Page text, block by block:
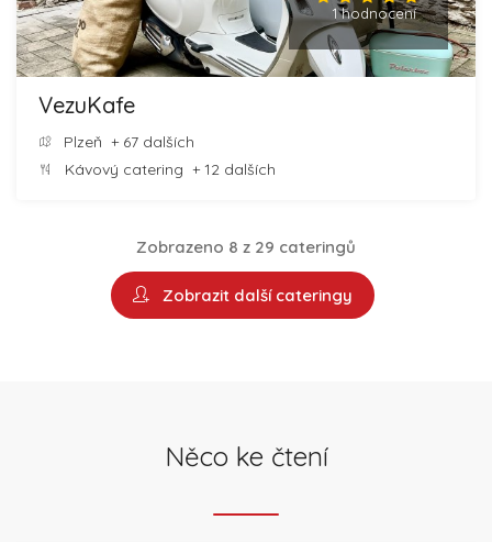
1 hodnocení
VezuKafe
Plzeň + 67 dalších
Kávový catering + 12 dalších
Zobrazeno 8 z 29 cateringů
Zobrazit další cateringy
Něco ke čtení